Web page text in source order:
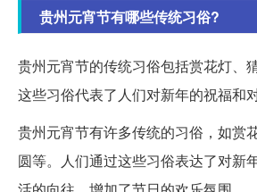
贵州元宵节有哪些传统习俗?
贵州元宵节的传统习俗包括赏花灯、
这些习俗代表了人们对新年的祝福和
贵州元宵节有许多传统的习俗，如赏
圆等。人们通过这些习俗表达了对新